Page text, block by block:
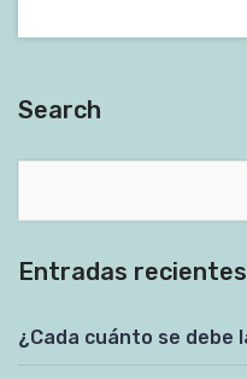
Search
Entradas recientes
¿Cada cuánto se debe